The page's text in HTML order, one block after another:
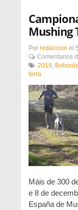
Mushing
Por redaccion el
Comentarios
2019, Boborás
terra
Máis de 300
e 8 de
España de